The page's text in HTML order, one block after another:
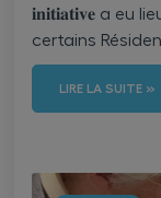
𝐢𝐧𝐢𝐭𝐢𝐚𝐭𝐢𝐯𝐞 a
certains
LIRE LA SUITE »